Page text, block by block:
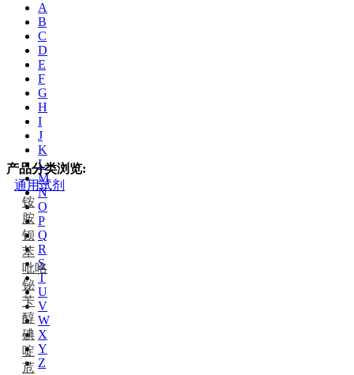
A
B
C
D
E
F
G
H
I
J
K
L
M
N
O
P
Q
R
S
T
U
V
W
X
Y
Z
产品分类浏览:
通用试剂
铵
胺
钡
苯
吡咯
铋
苄
醇
碘
啶
苊